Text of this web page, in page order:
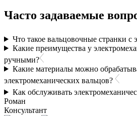
Часто задаваемые
Что такое вальцовочные странки с
Какие преимущества у
ручными?
Какие материалы можно
электромеханических вальцов?
Как обслуживать
Роман
Консультант